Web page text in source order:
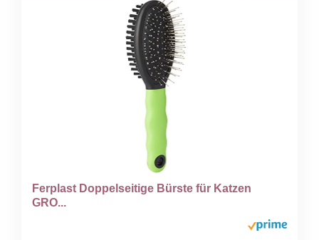
Ferplast Doppelseitige Bürste für Katzen
GRO...